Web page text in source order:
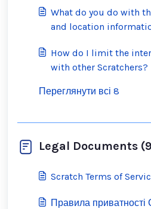
What do you do with
and location
How do I limit the
with other Scratchers?
Переглянути всі 8
Legal Documents
Scratch Terms of
Правила приватності